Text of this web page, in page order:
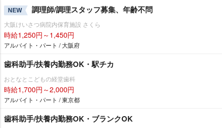
NEW 調理師/調理スタッフ募集、年齢不問
大阪けいさつ病院内保育施設 さくら
時給1,250円～1,450円
アルバイト・パート / 大阪府
歯科助手/扶養内勤務OK・駅チカ
おとなとこどもの経堂歯科
時給1,700円～2,000円
アルバイト・パート / 東京都
歯科助手/扶養内勤務OK・ブランクOK